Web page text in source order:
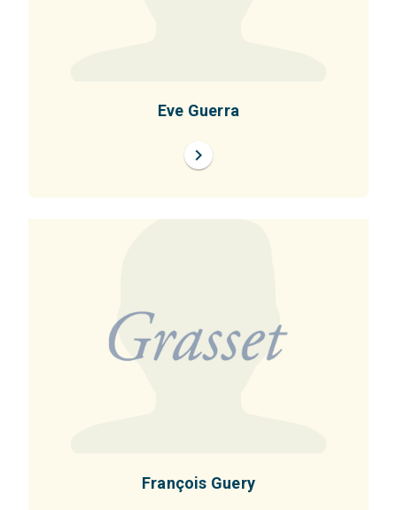
Eve Guerra
chevron_right
François Guery